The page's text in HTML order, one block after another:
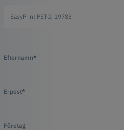
Efternamn*
E-post*
Företag